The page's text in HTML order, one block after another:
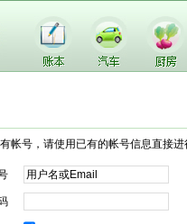
帐号，请使用已有的帐号信息直接